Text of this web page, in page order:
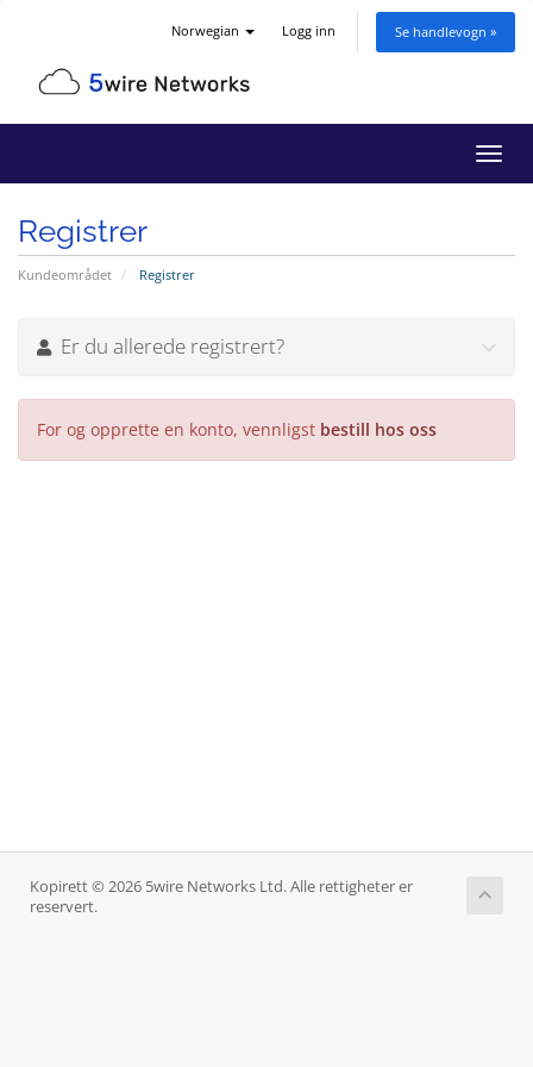
Norwegian Logg inn Se handlevogn »
Bytt
Registrer
Kundeområdet Registrer
Er du allerede registrert?
For og opprette en konto, vennligst bestill hos oss
Kopirett © 2026 5wire Networks Ltd. Alle rettigheter er
reservert.